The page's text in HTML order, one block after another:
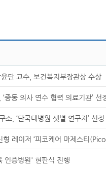
단 교수, 보건복지부장관상 수상
‘중동 의사 연수 협력 의료기관’ 선
소, ‘단국대병원 샛별 연구자’ 선
형 레이저 ‘피코케어 마제스티
인증병원' 현판식 진행